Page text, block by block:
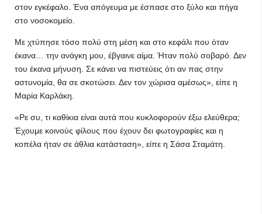
στον εγκέφαλο. Ένα απόγευμα με έσπασε στο ξύλο και πήγα
στο νοσοκομείο.
Με χτύπησε τόσο πολύ στη μέση και στο κεφάλι που όταν
έκανα… την ανάγκη μου, έβγαινε αίμα. Ήταν πολύ σοβαρό. Δεν
του έκανα μήνυση. Σε κάνει να πιστεύεις ότι αν πας στην
αστυνομία, θα σε σκοτώσει. Δεν τον χώρισα αμέσως», είπε η
Μαρία Καρλάκη.
«Ρε συ, τι καθίκια είναι αυτά που κυκλοφορούν έξω ελεύθερα;
Έχουμε κοινούς φίλους που έχουν δει φωτογραφίες και η
κοπέλα ήταν σε άθλια κατάσταση», είπε η Σάσα Σταμάτη.